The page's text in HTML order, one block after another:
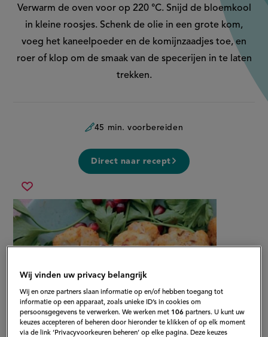
'Warme,
kruidige
bloemkool
en
kikkererwtensalade
met
Verwarm de oven voor op 220 °C. Snijd de bloemkool
in kleine roosjes. Schenk de olie in een grote kom,
voeg het kaneelpoeder en de komijnzaadjes toe, en
roer of klop om de smaak van de specerijen in te laten
trekken.
45 min. voorbereiden
Direct naar recept
Sla
recept
op
warme,
kruidige
bloemkool
en
kikkererwtensalade
met
Wij vinden uw privacy belangrijk
Wij en onze partners slaan informatie op en/of hebben toegang tot
informatie op een apparaat, zoals unieke ID’s in cookies om
persoonsgegevens te verwerken. We werken met 106 partners. U kunt uw
keuzes accepteren of beheren door hieronder te klikken of op elk moment
via de link ‘Privacyvoorkeuren beheren’ op elke pagina. Deze keuzes